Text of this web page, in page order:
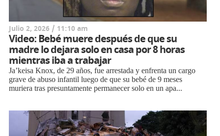
Julio 2, 2026 / 11:10 am
Video: Bebé muere después de que su
madre lo dejara solo en casa por 8 horas
mientras iba a trabajar
Ja’keisa Knox, de 29 años, fue arrestada y enfrenta un cargo
grave de abuso infantil luego de que su bebé de 9 meses
muriera tras presuntamente permanecer solo en un apa...